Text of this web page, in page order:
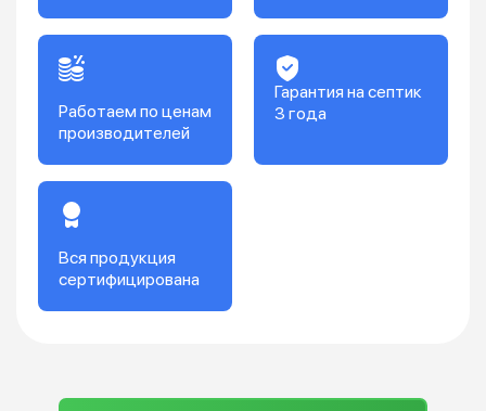
Работаем по ценам
производителей
Гарантия на септик
3 года
Вся продукция
сертифицирована